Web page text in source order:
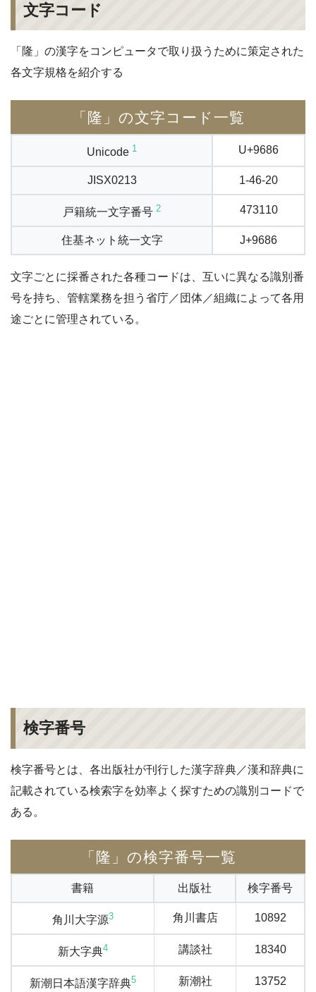
文字コード
「隆」の漢字をコンピュータで取り扱うために策定された
各文字規格を紹介する
「隆」の文字コード一覧
Unicode 1 U+9686
JISX0213 1-46-20
戸籍統一文字番号 2 473110
住基ネット統一文字 J+9686
文字ごとに採番された各種コードは、互いに異なる識別番
号を持ち、管轄業務を担う省庁／団体／組織によって各用
途ごとに管理されている。
検字番号
検字番号とは、各出版社が刊行した漢字辞典／漢和辞典に
記載されている検索字を効率よく探すための識別コードで
ある。
「隆」の検字番号一覧
書籍 出版社 検字番号
角川大字源3 角川書店 10892
新大字典4 講談社 18340
新潮日本語漢字辞典5 新潮社 13752